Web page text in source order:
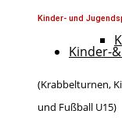
Kinder- und
Kinder-
(Krabbelturnen,
und Fußball U15)